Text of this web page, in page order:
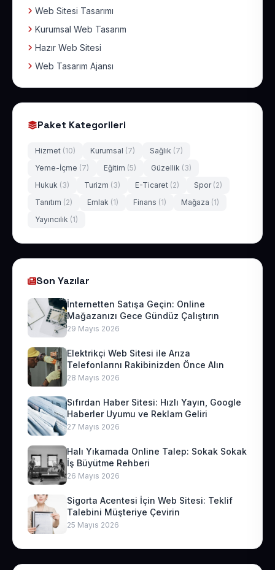
Web Sitesi Tasarımı
Kurumsal Web Tasarım
Hazır Web Sitesi
Web Tasarım Ajansı
Paket Kategorileri
Hizmet (10) Kurumsal (7) Sağlık (7)
Yeme-İçme (7) Eğitim (5) Güzellik (3)
Hukuk (3) Turizm (3) E-Ticaret (2) Spor (2)
Tanıtım (2) Emlak (1) Finans (1) Mağaza (1)
Yayıncılık (1)
Son Yazılar
İnternetten Satışa Geçin: Online
Mağazanızı Gece Gündüz Çalıştırın
29 Mayıs 2026
Elektrikçi Web Sitesi ile Arıza
Telefonlarını Rakibinizden Önce Alın
28 Mayıs 2026
Sıfırdan Haber Sitesi: Hızlı Yayın, Google
Haberler Uyumu ve Reklam Geliri
27 Mayıs 2026
Halı Yıkamada Online Talep: Sokak Sokak
İş Büyütme Rehberi
26 Mayıs 2026
Sigorta Acentesi İçin Web Sitesi: Teklif
Talebini Müşteriye Çevirin
25 Mayıs 2026